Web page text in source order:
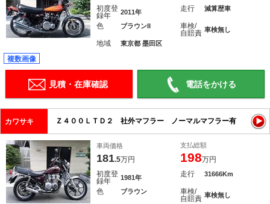
初度登
録年
2011年 走行 減算歴車
色 ブラウンII
車検/
自賠責 車検無し
地域 東京都 墨田区
複数画像
見積・在庫確認 電話をかける
カワサキ Ｚ４００ＬＴＤ２ 社外マフラー ノーマルマフラー有
車両価格
181.5万円
支払総額
198万円
初度登
録年
1981年 走行 31666Km
色 ブラウン
車検/
自賠責 車検無し